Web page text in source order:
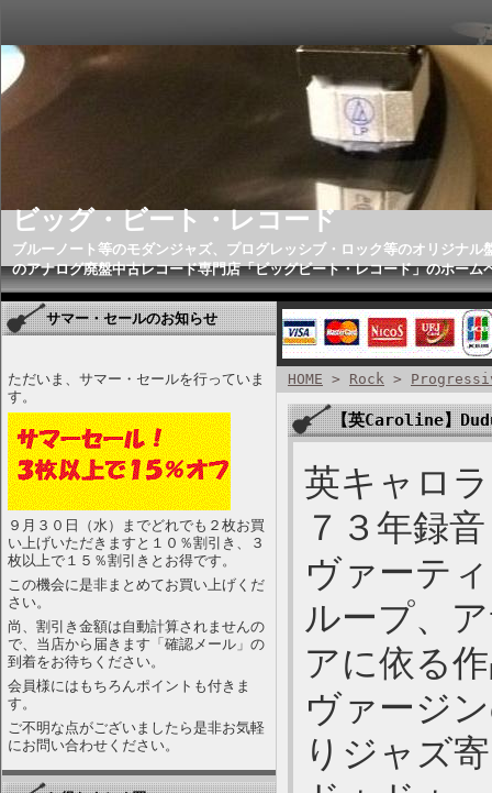
ビッグ・ビート・レコード
ブルーノート等のモダンジャズ、プログレッシブ・ロック等のオリジナル
のアナログ廃盤中古レコード専門店「ビッグビート・レコード」のホーム
サマー・セールのお知らせ
ただいま、サマー・セールを行っていま
す。
９月３０日（水）までどれでも２枚お買
い上げいただきますと１０％割引き、３
枚以上で１５％割引きとお得です。
この機会に是非まとめてお買い上げくだ
さい。
尚、割引き金額は自動計算されませんの
で、当店から届きます「確認メール」の
到着をお待ちください。
会員様にはもちろんポイントも付きま
す。
ご不明な点がございましたら是非お気軽
にお問い合わせください。
HOME > Rock >
【英Caroline】
英キャロ
７３年録音
ヴァーテ
ループ、
アに依る
ヴァージ
りジャズ